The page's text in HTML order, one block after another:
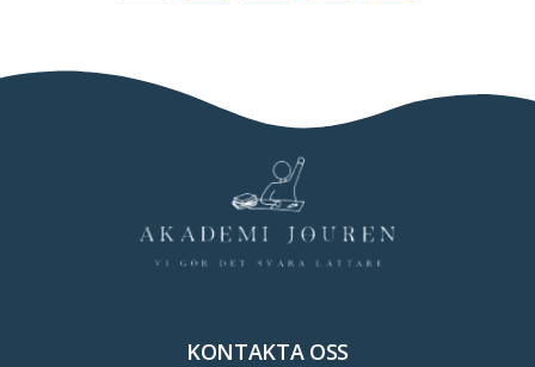
KONTAKTA OSS